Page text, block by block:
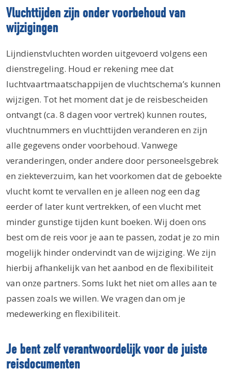
Vluchttijden zijn onder voorbehoud van
wijzigingen
Lijndienstvluchten worden uitgevoerd volgens een
dienstregeling. Houd er rekening mee dat
luchtvaartmaatschappijen de vluchtschema’s kunnen
wijzigen. Tot het moment dat je de reisbescheiden
ontvangt (ca. 8 dagen voor vertrek) kunnen routes,
vluchtnummers en vluchttijden veranderen en zijn
alle gegevens onder voorbehoud. Vanwege
veranderingen, onder andere door personeelsgebrek
en ziekteverzuim, kan het voorkomen dat de geboekte
vlucht komt te vervallen en je alleen nog een dag
eerder of later kunt vertrekken, of een vlucht met
minder gunstige tijden kunt boeken. Wij doen ons
best om de reis voor je aan te passen, zodat je zo min
mogelijk hinder ondervindt van de wijziging. We zijn
hierbij afhankelijk van het aanbod en de flexibiliteit
van onze partners. Soms lukt het niet om alles aan te
passen zoals we willen. We vragen dan om je
medewerking en flexibiliteit.
Je bent zelf verantwoordelijk voor de juiste
reisdocumenten